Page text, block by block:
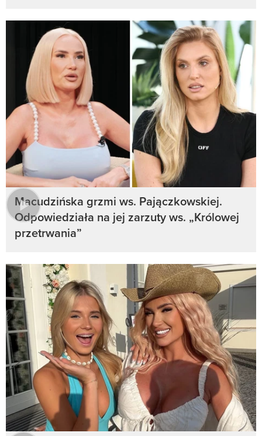
Macudzińska grzmi ws. Pajączkowskiej.
Odpowiedziała na jej zarzuty ws. „Królowej
przetrwania”